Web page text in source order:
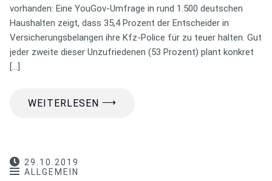
vorhanden: Eine YouGov-Umfrage in rund 1.500 deutschen
Haushalten zeigt, dass 35,4 Prozent der Entscheider in
Versicherungsbelangen ihre Kfz-Police für zu teuer halten. Gut
jeder zweite dieser Unzufriedenen (53 Prozent) plant konkret
[…]
WEITERLESEN ⟶
29.10.2019
ALLGEMEIN